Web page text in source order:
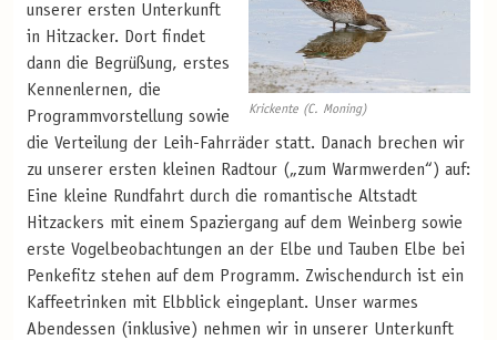
Krickente (C. Moning)
unserer ersten Unterkunft
in Hitzacker. Dort findet
dann die Begrüßung, erstes
Kennenlernen, die
Programmvorstellung sowie
die Verteilung der Leih-Fahrräder statt. Danach brechen wir
zu unserer ersten kleinen Radtour („zum Warmwerden“) auf:
Eine kleine Rundfahrt durch die romantische Altstadt
Hitzackers mit einem Spaziergang auf dem Weinberg sowie
erste Vogelbeobachtungen an der Elbe und Tauben Elbe bei
Penkefitz stehen auf dem Programm. Zwischendurch ist ein
Kaffeetrinken mit Elbblick eingeplant. Unser warmes
Abendessen (inklusive) nehmen wir in unserer Unterkunft